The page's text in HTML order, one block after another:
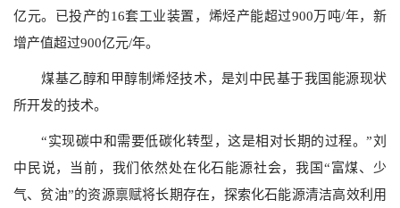
亿元。已投产的16套工业装置，烯烃产能超过900万吨/年，新
增产值超过900亿元/年。
煤基乙醇和甲醇制烯烃技术，是刘中民基于我国能源现状
所开发的技术。
“实现碳中和需要低碳化转型，这是相对长期的过程。”刘
中民说，当前，我们依然处在化石能源社会，我国“富煤、少
气、贫油”的资源禀赋将长期存在，探索化石能源清洁高效利用